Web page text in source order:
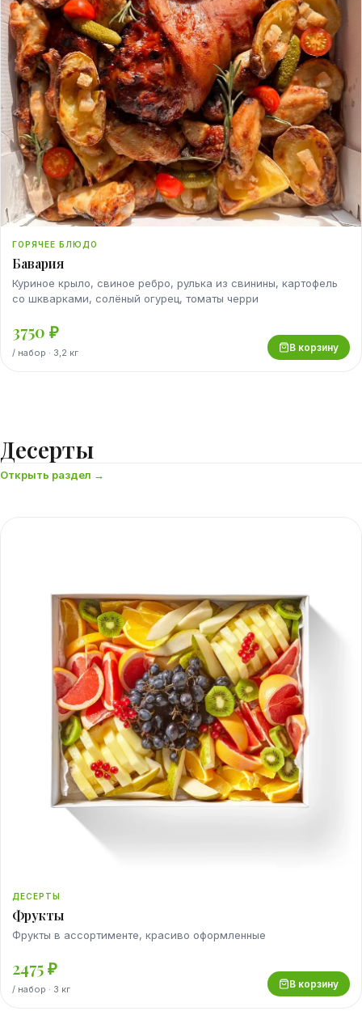
ГОРЯЧЕЕ БЛЮДО
Бавария
Куриное крыло, свиное ребро, рулька из свинины, картофель
со шкварками, солёный огурец, томаты черри
3750 ₽
/ набор · 3,2 кг В корзину
Десерты
Открыть раздел →
ДЕСЕРТЫ
Фрукты
Фрукты в ассортименте, красиво оформленные
2475₽
/ набор · 3 кг В корзину